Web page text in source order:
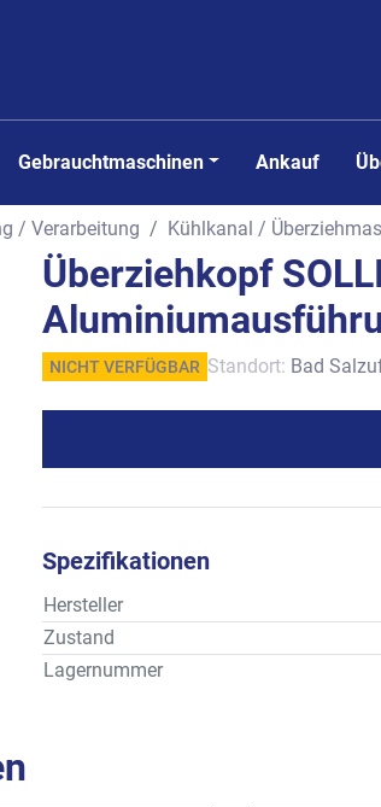
Gebrauchtmaschinen Ankauf
/ Verarbeitung Kühlkanal /
Überziehkopf
NICHT VERFÜGBAR Standort: Bad
Spezifikationen
Hersteller
Zustand
Lagernummer